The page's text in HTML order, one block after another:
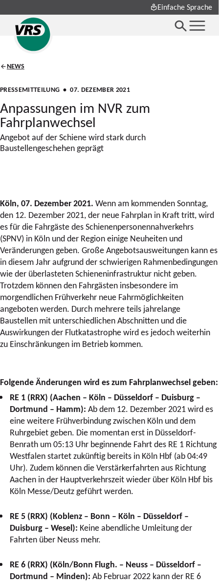
Einfache Sprache
NEWS
PRESSEMITTEILUNG • 07. DEZEMBER 2021
Anpassungen im NVR zum
Fahrplanwechsel
Angebot auf der Schiene wird stark durch
Baustellengeschehen geprägt
Köln, 07. Dezember 2021. Wenn am kommenden Sonntag,
den 12. Dezember 2021, der neue Fahrplan in Kraft tritt, wird
es für die Fahrgäste des Schienenpersonennahverkehrs
(SPNV) in Köln und der Region einige Neuheiten und
Veränderungen geben. Große Angebotsausweitungen kann es
in diesem Jahr aufgrund der schwierigen Rahmenbedingungen
wie der überlasteten Schieneninfrastruktur nicht geben.
Trotzdem können den Fahrgästen insbesondere im
morgendlichen Frühverkehr neue Fahrmöglichkeiten
angeboten werden. Durch mehrere teils jahrelange
Baustellen mit unterschiedlichen Abschnitten und die
Auswirkungen der Flutkatastrophe wird es jedoch weiterhin
zu Einschränkungen im Betrieb kommen.
Folgende Änderungen wird es zum Fahrplanwechsel geben:
RE 1 (RRX) (Aachen – Köln – Düsseldorf – Duisburg –
Dortmund – Hamm): Ab dem 12. Dezember 2021 wird es
eine weitere Frühverbindung zwischen Köln und dem
Ruhrgebiet geben. Die momentan erst in Düsseldorf-
Benrath um 05:13 Uhr beginnende Fahrt des RE 1 Richtung
Westfalen startet zukünftig bereits in Köln Hbf (ab 04:49
Uhr). Zudem können die Verstärkerfahrten aus Richtung
Aachen in der Hauptverkehrszeit wieder über Köln Hbf bis
Köln Messe/Deutz geführt werden.
RE 5 (RRX) (Koblenz – Bonn – Köln – Düsseldorf –
Duisburg – Wesel): Keine abendliche Umleitung der
Fahrten über Neuss mehr.
RE 6 (RRX) (Köln/Bonn Flugh. – Neuss – Düsseldorf –
Dortmund – Minden): Ab Februar 2022 kann der RE 6